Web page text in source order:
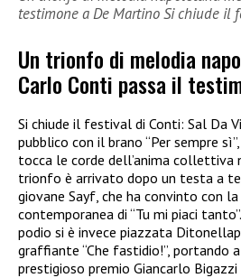
testimone a De Martino Si chiude il
Un trionfo di melodia
Carlo Conti passa il
Si chiude il festival di Conti: Sal Da
pubblico con il brano “Per sempre
tocca le corde dell’anima collettiva
trionfo è arrivato dopo un testa a
giovane Sayf, che ha convinto con
contemporanea di “Tu mi piaci
podio si è invece piazzata
graffiante “Che fastidio!”, portando
prestigioso premio Giancarlo